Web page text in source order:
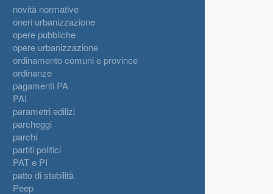
novità normative
oneri urbanizzazione
opere pubbliche
opere urbanizzazione
ordinamento comuni e province
ordinanze
pagamenti PA
PAI
parametri edilizi
parcheggi
parchi
partiti politici
PAT e PI
patto di stabilità
Peep